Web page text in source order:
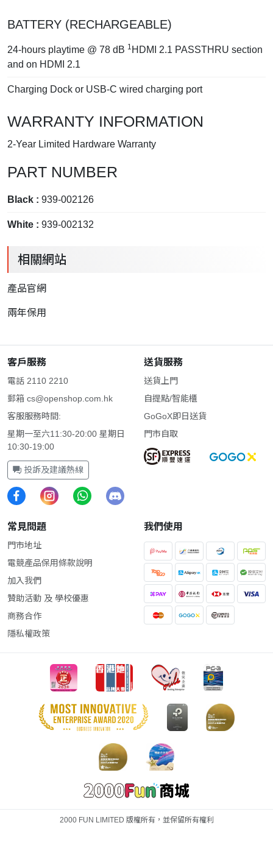
BATTERY (RECHARGEABLE)
24-hours playtime @ 78 dB 1 HDMI 2.1 PASSTHRU section
and on HDMI 2.1
Charging Dock or USB-C wired charging port
WARRANTY INFORMATION
2-Year Limited Hardware Warranty
PART NUMBER
Black : 939-002126
White : 939-002132
相關網站
產品官網
兩年保用
客戶服務
電話 2110 2210
郵箱 cs@openshop.com.hk
客服服務時間:
星期一至六11:30-20:00 星期日
10:30-19:00
投訴及建議熱線
送貨服務
送貨上門
自提點/智能櫃
GoGoX即日送貨
門市自取
常見問題
門市地址
電競產品保用條款說明
加入我們
贊助活動 及 學校優惠
商務合作
隱私權政策
我們使用
2000 FUN LIMITED 版權所有，並保留所有權利